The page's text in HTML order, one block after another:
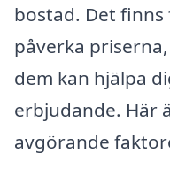
bostad. Det
påverka
dem kan hjälpa
erbjudande. Här
avgörande